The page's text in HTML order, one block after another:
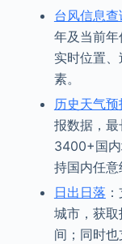
台风信息查
年及当前
实时位置
素。
历史天气预
报数据，
3400+国内
持国内任意
日出日落
城市，获
间；同时